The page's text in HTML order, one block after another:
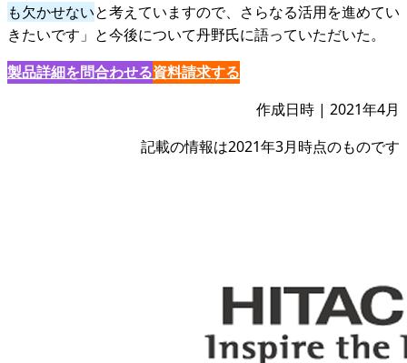
も欠かせないと考えていますので、さらなる活用を進めてい
きたいです」と今後について丹野氏に語っていただいた。
製品詳細を問合わせる資料請求する
作成日時 | 2021年4月
記載の情報は2021年3月時点のものです